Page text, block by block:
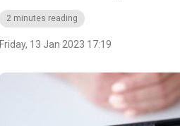
2 minutes reading
Friday, 13 Jan 2023 17:19